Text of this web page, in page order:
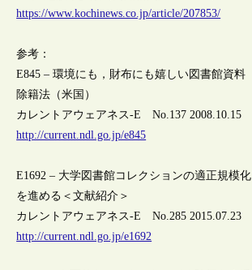
https://www.kochinews.co.jp/article/207853/
参考：
E845 – 環境にも，財布にも嬉しい図書館資料
除籍法（米国）
カレントアウェアネス-E No.137 2008.10.15
http://current.ndl.go.jp/e845
E1692 – 大学図書館コレクションの適正規模化
を進める＜文献紹介＞
カレントアウェアネス-E No.285 2015.07.23
http://current.ndl.go.jp/e1692